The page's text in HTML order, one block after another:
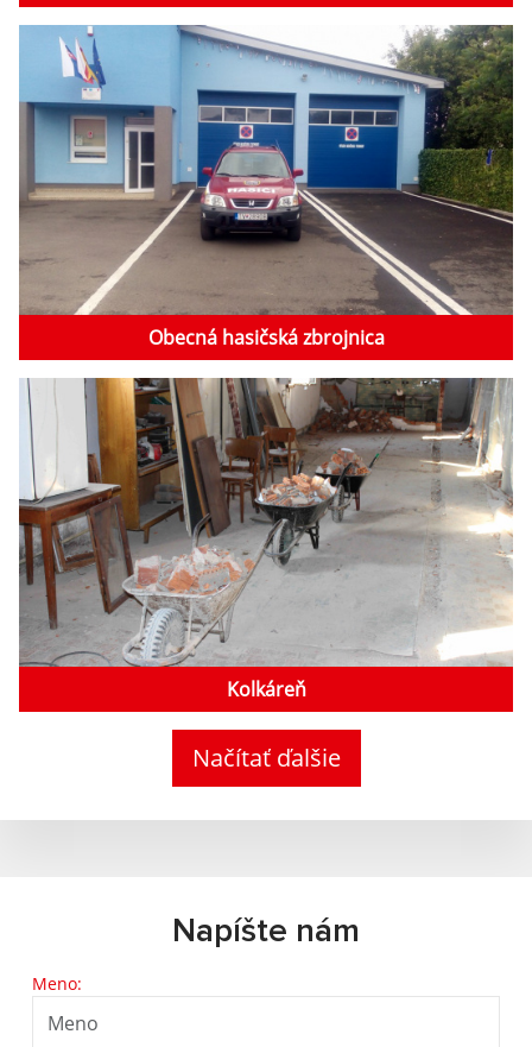
Obecná hasičská zbrojnica
Kolkáreň
Načítať ďalšie
Napíšte nám
Meno: